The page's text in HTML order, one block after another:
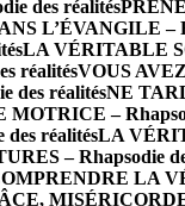
des réalités
L’ÉVANGILE –
LA VÉRITABLE
réalitésVOUS
des réalitésNE
–
réalitésLA
– Rhapsodie
LA